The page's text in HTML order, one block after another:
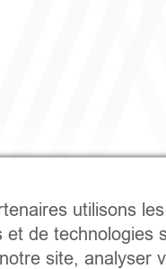
utilisons
et de technologies
site, analyser